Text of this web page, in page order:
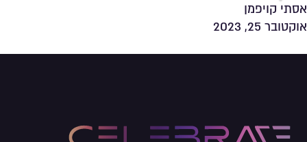
אסתי קויפמן
אוקטובר 25, 2023